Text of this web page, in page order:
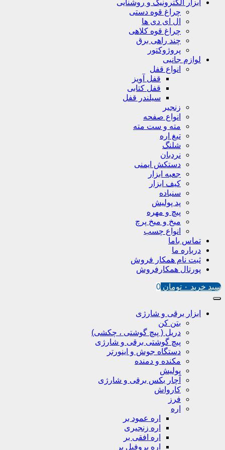
ابزار الکترونیک و روشنایی
چراغ قوه دستی
ال ای دی ها
چراغ قوه کلاهی
چند راهی برق
پروژوکتور
لوازم جانبی
انواع قفل
قفل آویز
قفل کتابی
سیلندر قفل
زنجیر
انواع صفحه
مته و ست مته
تیغ اره
شلنگ
نردبان
دستکش ایمنی
جعبه ابزار
کیف ابزار
سنباده
پد پولیش
پیچ و مهره
میخ و میخ پرچ
انواع چسب
تماس باما
درباره ما
ثبت نام همکار فروش
پورتال همکارفروش
سبد خرید ۰ تومان 0
ابزار برقی و شارژی
بتن کن
دریل ( پیچ گوشتی ، چکشی)
پیچ گوشتی برقی و شارژی
دستگاه جوش و اینورتر
مکنده و دمنده
پولیش
آچار بکس برقی و شارژی
کارواش
فرز
اره
اره عمود بر
اره زنجیری
اره افقی بر
اره پروفیل پر